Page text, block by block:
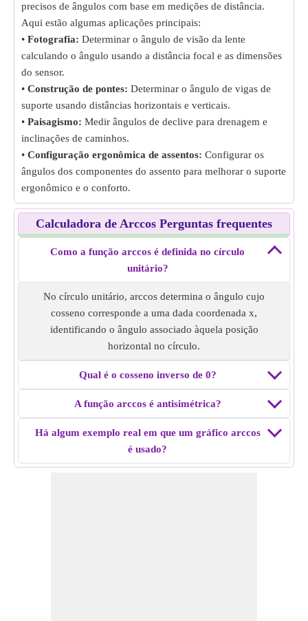
precisos de ângulos com base em medições de distância.
Aqui estão algumas aplicações principais:
• Fotografia: Determinar o ângulo de visão da lente
calculando o ângulo usando a distância focal e as dimensões
do sensor.
• Construção de pontes: Determinar o ângulo de vigas de
suporte usando distâncias horizontais e verticais.
• Paisagismo: Medir ângulos de declive para drenagem e
inclinações de caminhos.
• Configuração ergonômica de assentos: Configurar os
ângulos dos componentes do assento para melhorar o suporte
ergonômico e o conforto.
Calculadora de Arccos Perguntas frequentes
Como a função arccos é definida no círculo
unitário?
No círculo unitário, arccos determina o ângulo cujo
cosseno corresponde a uma dada coordenada x,
identificando o ângulo associado àquela posição
horizontal no círculo.
Qual é o cosseno inverso de 0?
A função arccos é antisimétrica?
Há algum exemplo real em que um gráfico arccos
é usado?